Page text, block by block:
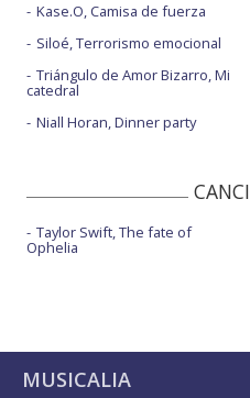
Kase.O, Camisa de fuerza
Siloé, Terrorismo emocional
Triángulo de Amor Bizarro, Mi
catedral
Niall Horan, Dinner party
Taylor Swift, The fate of
Ophelia
MUSICALIA